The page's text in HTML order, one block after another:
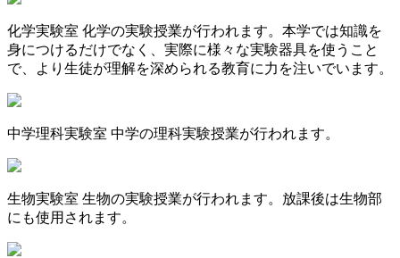
化学実験室 化学の実験授業が行われます。本学では知識を
身につけるだけでなく、実際に様々な実験器具を使うこと
で、より生徒が理解を深められる教育に力を注いでいます。
中学理科実験室 中学の理科実験授業が行われます。
生物実験室 生物の実験授業が行われます。放課後は生物部
にも使用されます。